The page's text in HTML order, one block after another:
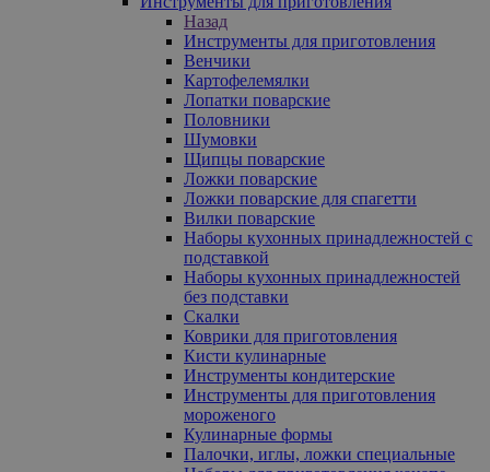
Назад
Инструменты для приготовления
Венчики
Картофелемялки
Лопатки поварские
Половники
Шумовки
Щипцы поварские
Ложки поварские
Ложки поварские для спагетти
Вилки поварские
Наборы кухонных принадлежностей с
подставкой
Наборы кухонных принадлежностей
без подставки
Скалки
Коврики для приготовления
Кисти кулинарные
Инструменты кондитерские
Инструменты для приготовления
мороженого
Кулинарные формы
Палочки, иглы, ложки специальные